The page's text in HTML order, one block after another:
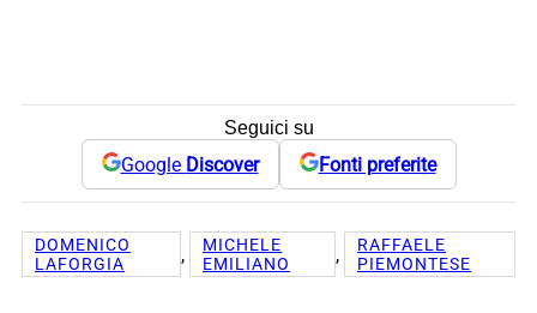
Seguici su
Google Discover Fonti preferite
DOMENICO
LAFORGIA
,
MICHELE
EMILIANO
,
RAFFAELE
PIEMONTESE